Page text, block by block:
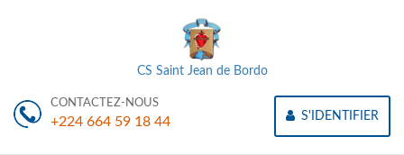
CS Saint Jean de Bordo
CONTACTEZ-NOUS
+224 664 59 18 44 S'IDENTIFIER